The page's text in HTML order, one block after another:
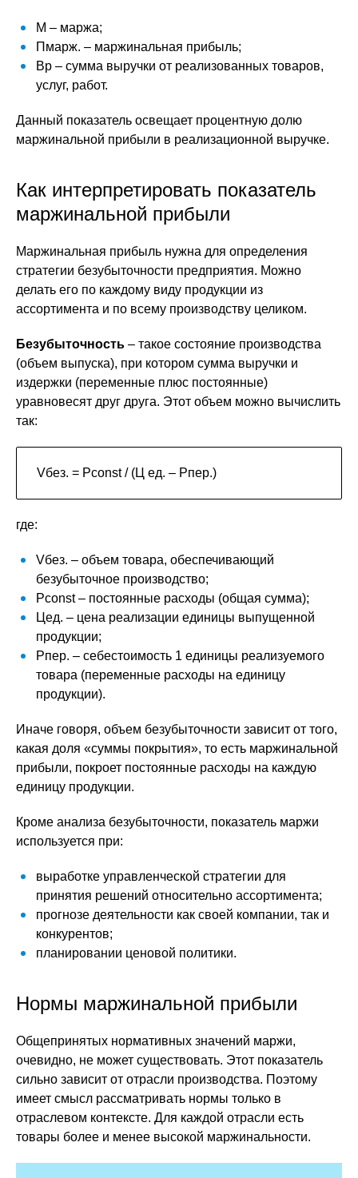
М – маржа;
П марж. – маржинальная прибыль;
Вр – сумма выручки от реализованных товаров,
услуг, работ.
Данный показатель освещает процентную долю
маржинальной прибыли в реализационной выручке.
Как интерпретировать показатель
маржинальной прибыли
Маржинальная прибыль нужна для определения
стратегии безубыточности предприятия. Можно
делать его по каждому виду продукции из
ассортимента и по всему производству целиком.
Безубыточность – такое состояние производства
(объем выпуска), при котором сумма выручки и
издержки (переменные плюс постоянные)
уравновесят друг друга. Этот объем можно вычислить
так:
Vбез. = Рconst/ (Ц ед. – Рпер.)
где:
Vбез. – объем товара, обеспечивающий
безубыточное производство;
Рconst– постоянные расходы (общая сумма);
Цед. – цена реализации единицы выпущенной
продукции;
Рпер. – себестоимость 1 единицы реализуемого
товара (переменные расходы на единицу
продукции).
Иначе говоря, объем безубыточности зависит от того,
какая доля «суммы покрытия», то есть маржинальной
прибыли, покроет постоянные расходы на каждую
единицу продукции.
Кроме анализа безубыточности, показатель маржи
используется при:
выработке управленческой стратегии для
принятия решений относительно ассортимента;
прогнозе деятельности как своей компании, так и
конкурентов;
планировании ценовой политики.
Нормы маржинальной прибыли
Общепринятых нормативных значений маржи,
очевидно, не может существовать. Этот показатель
сильно зависит от отрасли производства. Поэтому
имеет смысл рассматривать нормы только в
отраслевом контексте. Для каждой отрасли есть
товары более и менее высокой маржинальности.